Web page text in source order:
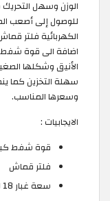
الوزن وسهل
للوصول إلى أصعب
الكهربائية فلتر
الأنيق وشكلها
سهلة التخزين كما
وسعرها المناسب.
الايجابيات :
قوة شفط
فلتر قماش
سعة غبار 18 لتر